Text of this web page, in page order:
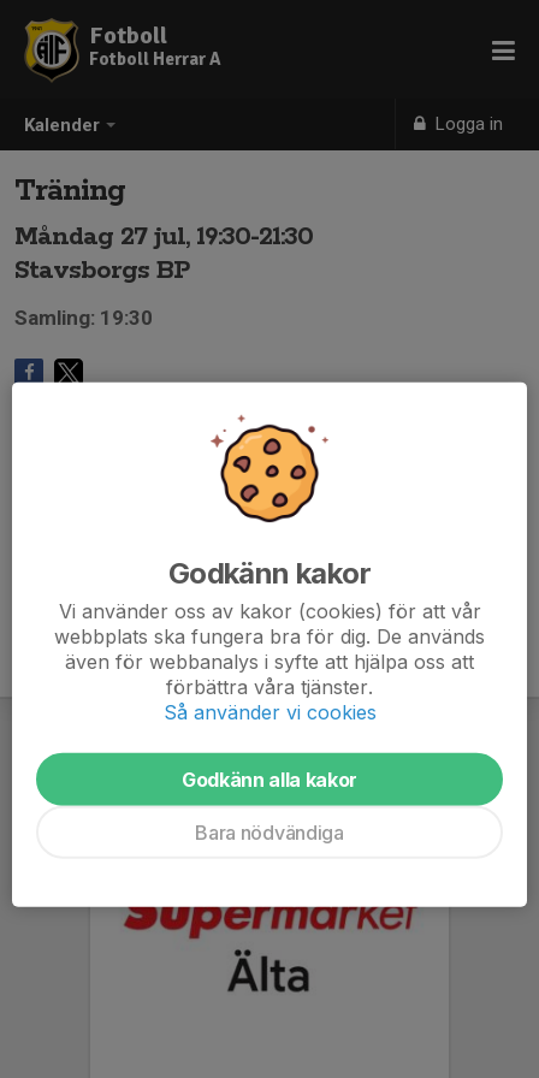
Kalender Logga in
Fotboll
Fotboll Herrar A
Träning
Måndag 27 jul, 19:30-21:30
Stavsborgs BP
Samling: 19:30
Godkänn kakor
Vi använder oss av kakor (cookies) för att vår
webbplats ska fungera bra för dig. De används
även för webbanalys i syfte att hjälpa oss att
förbättra våra tjänster.
Så använder vi cookies
Godkänn alla kakor
Bara nödvändiga